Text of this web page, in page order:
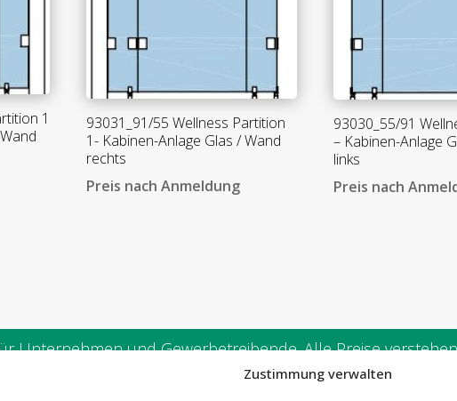
Zustimmung verwalten
1
93031_91/55 Wellness Partition
1- Kabinen-Anlage Glas / Wand
rechts
Preis nach Anmeldung
93030_55/91
– Kabinen-Anlage
links
Preis nach
Unternehmen und Gewerbetreibende. Alle Preise